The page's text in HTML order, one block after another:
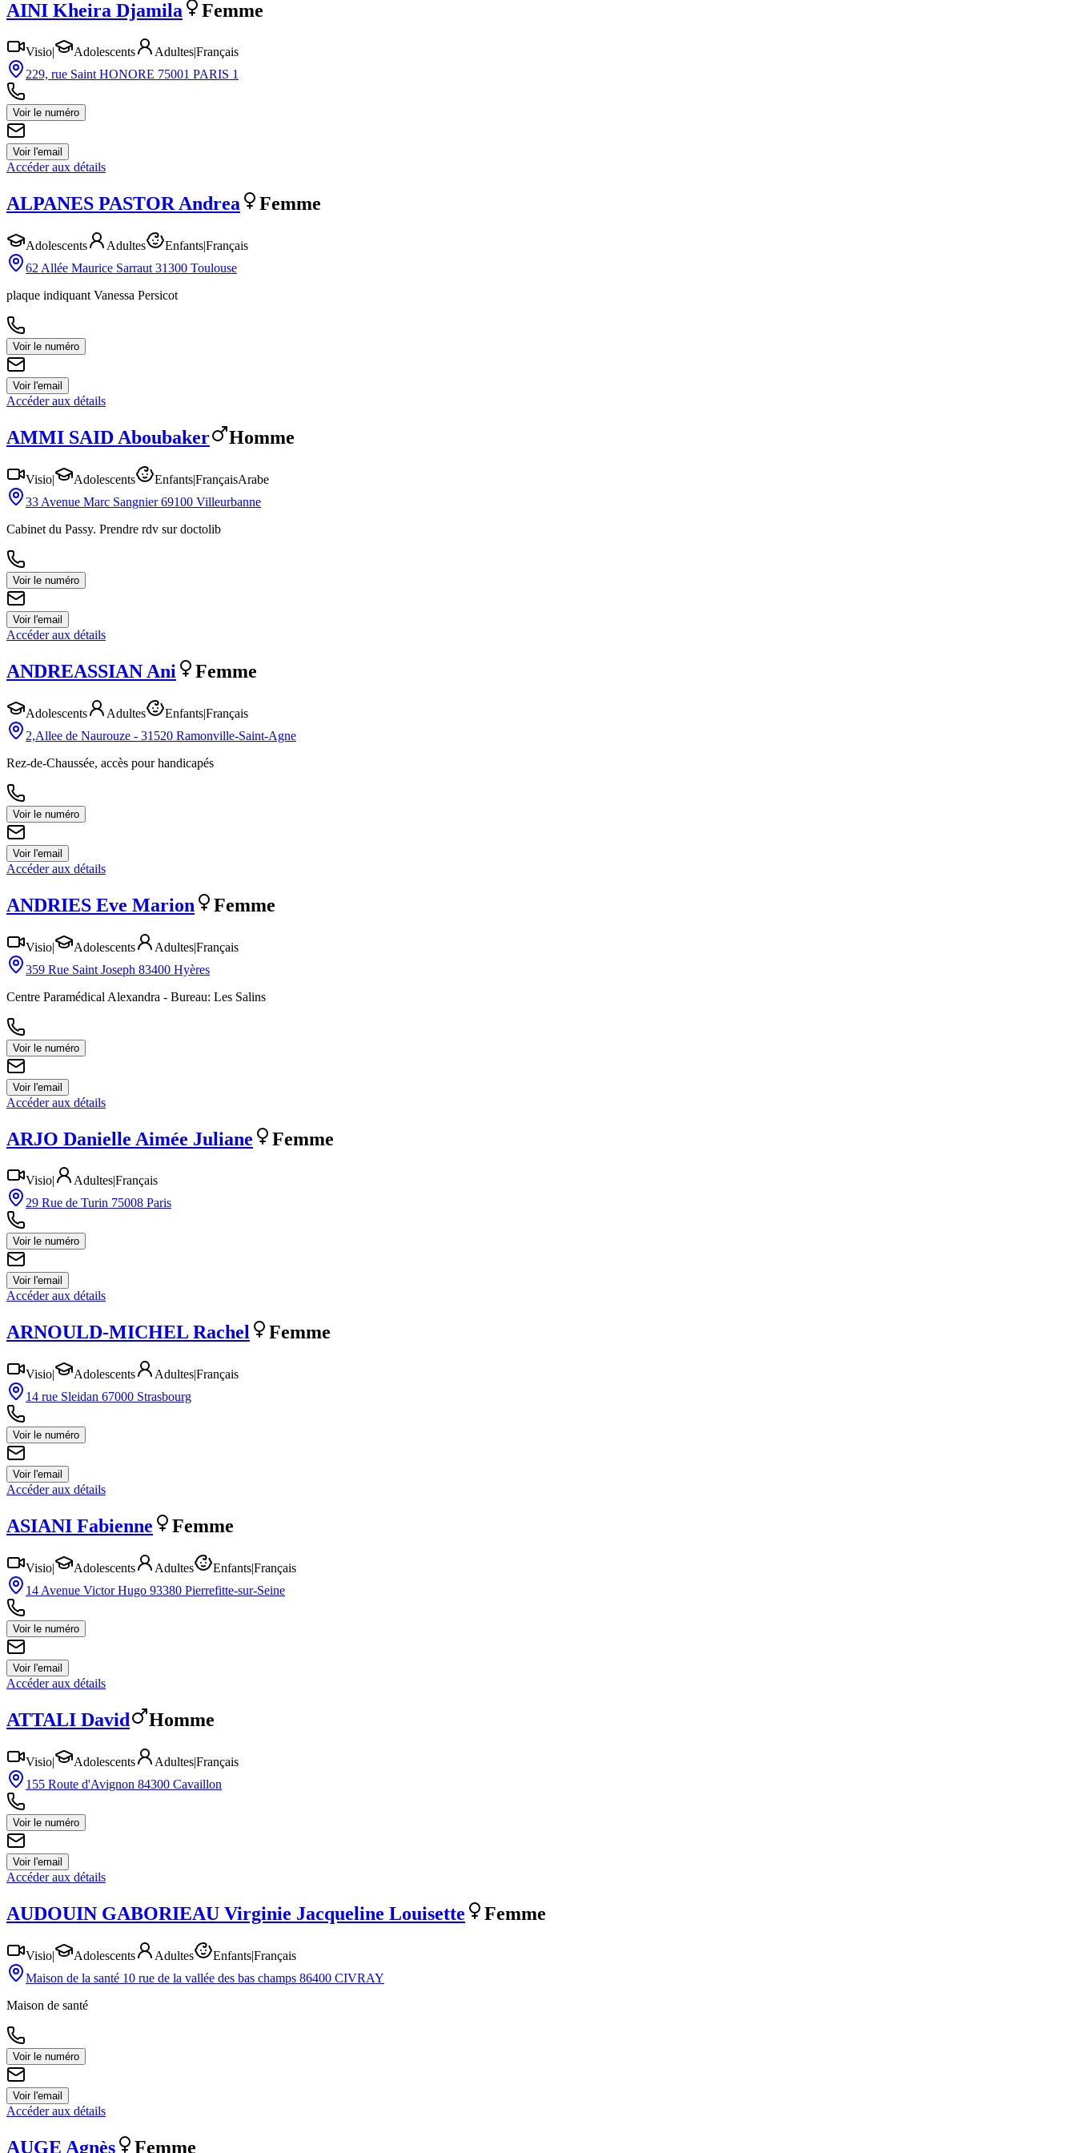
AINI Kheira Djamila Femme
Visio| Adolescents Adultes|Français
229, rue Saint HONORE 75001 PARIS 1
Voir le numéro
Voir l'email
Accéder aux détails
ALPANES PASTORAndrea Femme
Adolescents Adultes Enfants|Français
62 Allée Maurice Sarraut 31300 Toulouse
plaque indiquant Vanessa Persicot
Voir le numéro
Voir l'email
Accéder aux détails
AMMI SAID Aboubaker Homme
Visio| Adolescents Enfants|FrançaisArabe
33 Avenue Marc Sangnier 69100 Villeurbanne
Cabinet du Passy. Prendre rdv sur doctolib
Voir le numéro
Voir l'email
Accéder aux détails
ANDREASSIAN Ani Femme
Adolescents Adultes Enfants|Français
2,Allee de Naurouze - 31520 Ramonville-Saint-Agne
Rez-de-Chaussée, accès pour handicapés
Voir le numéro
Voir l'email
Accéder aux détails
ANDRIES Eve Marion Femme
Visio| Adolescents Adultes|Français
359 Rue Saint Joseph 83400 Hyères
Centre Paramédical Alexandra - Bureau: Les Salins
Voir le numéro
Voir l'email
Accéder aux détails
ARJO Danielle Aimée Juliane Femme
Visio AdultesFrançais
29 Rue de Turin 75008 Paris
Voir le numéro
Voir l'email
Accéder aux détails
ARNOULD-MICHEL Rachel Femme
Visio| Adolescents Adultes|Français
14 rue Sleidan 67000 Strasbourg
Voir le numéro
Voir l'email
Accéder aux détails
ASIANI Fabienne Femme
Visio| Adolescents Adultes Enfants|Français
14 Avenue Victor Hugo 93380 Pierrefitte-sur-Seine
Voir le numéro
Voir l'email
Accéder aux détails
ATTALI David Homme
Visio| Adolescents Adultes|Français
155 Route d'Avignon 84300 Cavaillon
Voir le numéro
Voir l'email
Accéder aux détails
AUDOUIN GABORIEAU Virginie Jacqueline Louisette Femme
Visio| Adolescents Adultes Enfants|Français
Maison de la santé 10 rue de la vallée des bas champs 86400 CIVRAY
Maison de santé
Voir le numéro
Voir l'email
Accéder aux détails
AUGE Agnès Femme